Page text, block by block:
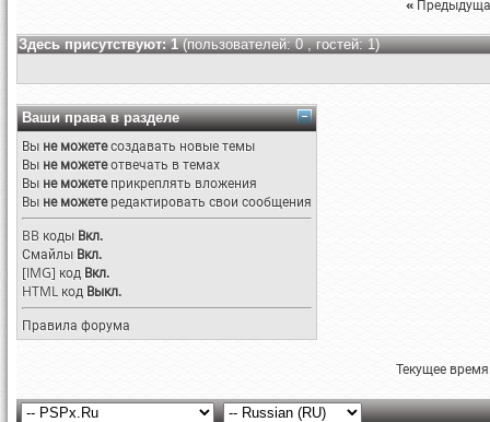
«
Здесь присутствуют: 1(пользователей: 0 , гостей: 1)
Ваши права в разделе
Вы не можетесоздавать новые темы
Вы не можетеотвечать в темах
Вы не можетеприкреплять вложения
Вы не можетередактировать свои сообщения
BB коды Вкл.
Смайлы Вкл.
[IMG] код Вкл.
HTML код Выкл.
Правила форума
Текущее